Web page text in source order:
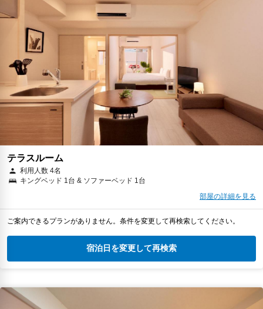
テラスルーム
利用人数 4名
キングベッド 1台 & ソファーベッド 1台
部屋の詳細を見る
ご案内できるプランがありません。条件を変更して再検索してください。
宿泊日を変更して再検索